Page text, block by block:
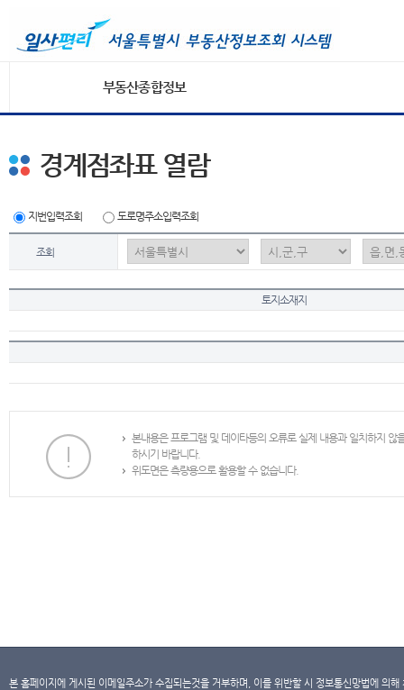
부동산종합정보
경계점좌표 열람
지번입력조회 도로명주소입력조회
조회
토지소재지
본내용은 프로그램 및 데이타등의 오류로 실제 내용과 일치하지
하시기 바랍니다.
위도면은 측량용으로 활용할 수 없습니다.
본 홈페이지에 게시된 이메일주소가 수집되는것을 거부하며, 이를 위반할 시 정보통신망법에 의